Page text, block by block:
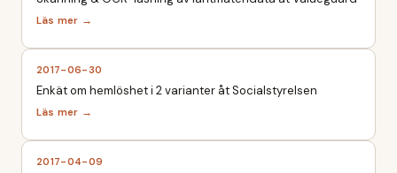
2017-06-30
Enkät om hemlöshet i 2 varianter åt Socialstyrelsen
2017-04-09